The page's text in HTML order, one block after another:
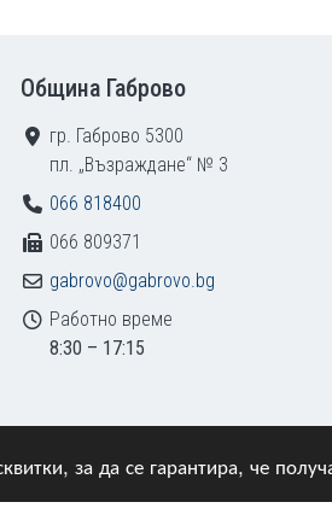
за да се гарантира, че
Община Габрово
гр. Габрово 5300
пл. „Възраждане“ № 3
066 818400
066 809371
gabrovo@gabrovo.bg
Работно време
8:30 – 17:15
Община Габрово. Всички права